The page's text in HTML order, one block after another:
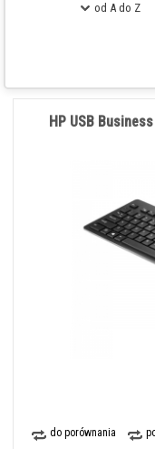
od A do Z
do porównania
HP USB